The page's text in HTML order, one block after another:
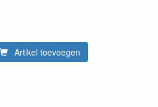
Artikel toevoegen